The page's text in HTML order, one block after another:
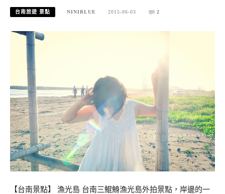
台南旅遊 景點 NINIBLUE 2015-06-03 2
【台南景點】 漁光島 台南三鯤鯓漁光島外拍景點，岸邊的一